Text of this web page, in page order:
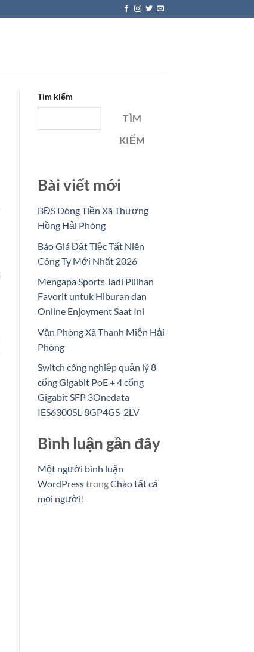
Tìm kiếm
TÌM
KIẾM
Bài viết mới
BĐS Dòng Tiền Xã Thượng
Hồng Hải Phòng
Báo Giá Đặt Tiệc Tất Niên
Công Ty Mới Nhất 2026
Mengapa Sports Jadi Pilihan
Favorit untuk Hiburan dan
Online Enjoyment Saat Ini
Văn Phòng Xã Thanh Miện Hải
Phòng
Switch công nghiệp quản lý 8
cổng Gigabit PoE + 4 cổng
Gigabit SFP 3Onedata
IES6300SL-8GP4GS-2LV
Bình luận gần đây
Một người bình luận
WordPresstrongChào tất cả
mọi người!